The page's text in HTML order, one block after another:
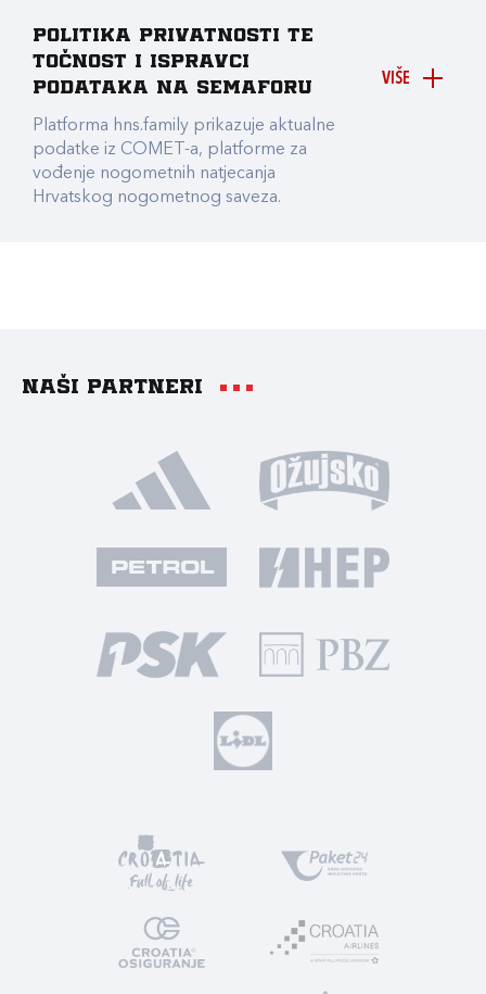
VIŠE
Politika privatnosti te
točnost i ispravci
podataka na Semaforu
Platforma hns.family prikazuje aktualne
podatke iz COMET-a, platforme za
vođenje nogometnih natjecanja
Hrvatskog nogometnog saveza.
Naši partneri